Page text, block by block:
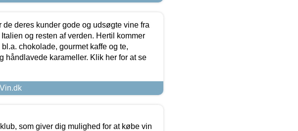
deres kunder gode og udsøgte vine fra
og resten af verden. Hertil kommer
chokolade, gourmet kaffe og te,
håndlavede karameller. Klik her for at se
som giver dig mulighed for at købe vin